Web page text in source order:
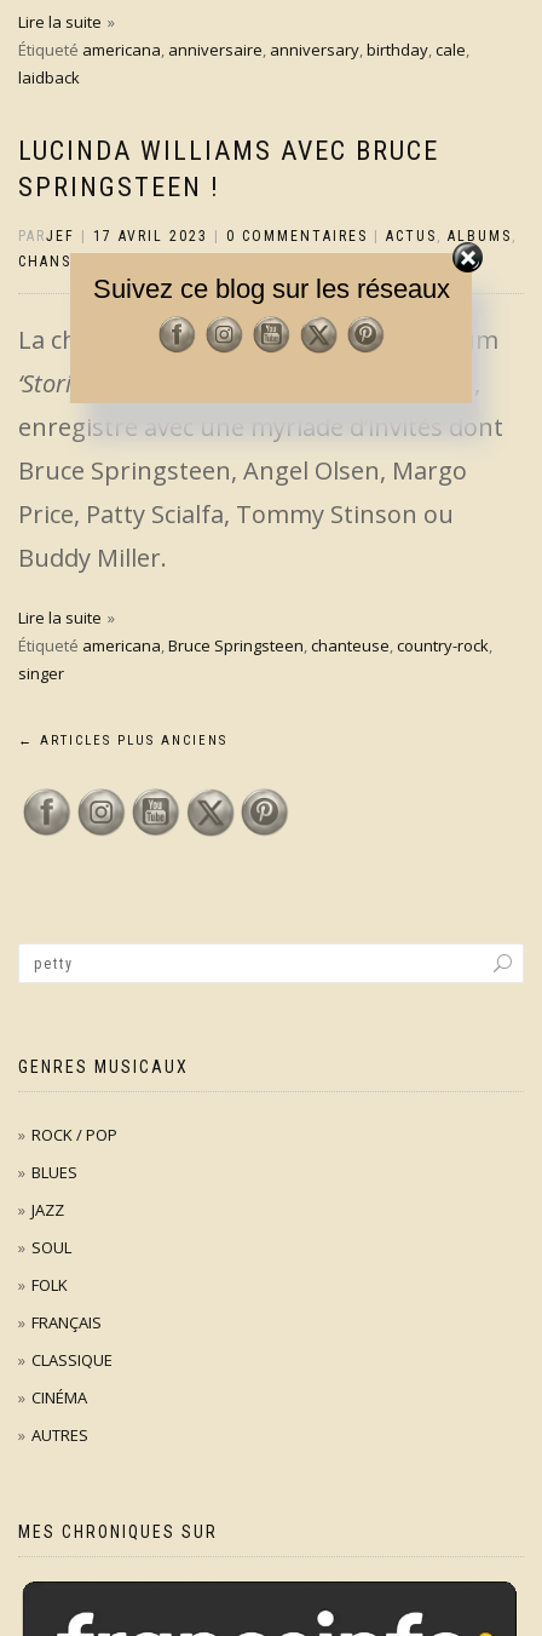
Lire la suite
Étiqueté americana, anniversaire, anniversary,birthday,cale,
laidback
LUCINDA WILLIAMS AVEC BRUCE
SPRINGSTEEN !
PARJEF 17 AVRIL 2023 0 COMMENTAIRES ACTUS , ALBUMS ,
CHANSONS
La chanteuse country revient avec l’album
‘Stories From a Rock n Roll Heart’
le 30 juin,
enregistré avec une myriade d’invités dont
Bruce Springsteen, Angel Olsen, Margo
Price, Patty Scialfa, Tommy Stinson ou
Buddy Miller.
Lire la suite
Étiqueté americana,Bruce Springsteen,chanteuse,country-rock,
singer
Navigation
des
← ARTICLES PLUS ANCIENS
GENRES MUSICAUX
ROCK / POP
BLUES
JAZZ
SOUL
FOLK
FRANÇAIS
CLASSIQUE
CINÉMA
AUTRES
MES CHRONIQUES SUR
Suivez ce blog sur les réseaux